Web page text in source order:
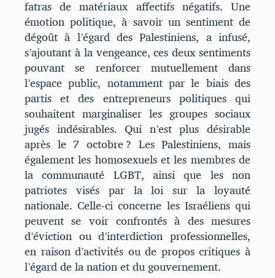
fatras de matériaux affectifs négatifs. Une
émotion politique, à savoir un sentiment de
dégoût à l’égard des Palestiniens, a infusé,
s’ajoutant à la vengeance, ces deux sentiments
pouvant se renforcer mutuellement dans
l’espace public, notamment par le biais des
partis et des entrepreneurs politiques qui
souhaitent marginaliser les groupes sociaux
jugés indésirables. Qui n’est plus désirable
après le 7 octobre ? Les Palestiniens, mais
également les homosexuels et les membres de
la communauté LGBT, ainsi que les non
patriotes visés par la loi sur la loyauté
nationale. Celle-ci concerne les Israéliens qui
peuvent se voir confrontés à des mesures
d’éviction ou d’interdiction professionnelles,
en raison d’activités ou de propos critiques à
l’égard de la nation et du gouvernement.